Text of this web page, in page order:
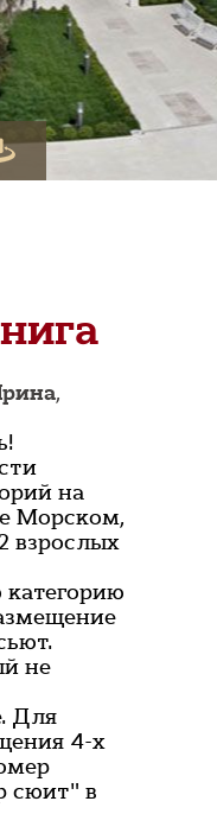
,
на
Морском,
взрослых
не
Для
4-х
сюит" в